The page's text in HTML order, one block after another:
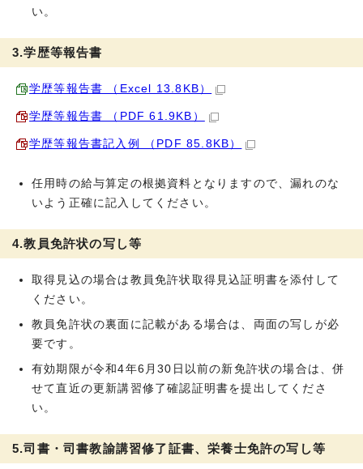
い。
3.学歴等報告書
学歴等報告書 （Excel 13.8KB）
学歴等報告書 （PDF 61.9KB）
学歴等報告書記入例 （PDF 85.8KB）
任用時の給与算定の根拠資料となりますので、漏れのな
いよう正確に記入してください。
4.教員免許状の写し等
取得見込の場合は教員免許状取得見込証明書を添付して
ください。
教員免許状の裏面に記載がある場合は、両面の写しが必
要です。
有効期限が令和4年6月30日以前の新免許状の場合は、併
せて直近の更新講習修了確認証明書を提出してくださ
い。
5.司書・司書教諭講習修了証書、栄養士免許の写し等